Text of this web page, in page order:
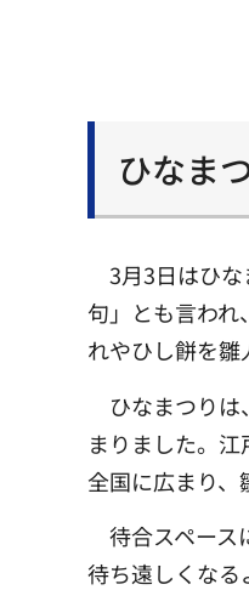
ひなま
3月3日はひ
句」とも言わ
れやひし餅を雛
ひなまつり
まりました。江
全国に広まり、
待合スペース
待ち遠しくなる